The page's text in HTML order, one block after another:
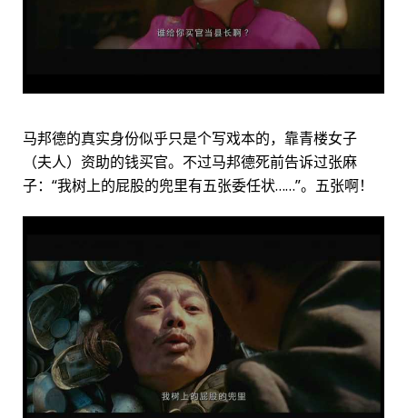
马邦德的真实身份似乎只是个写戏本的，靠青楼女子
（夫人）资助的钱买官。不过马邦德死前告诉过张麻
子：“我树上的屁股的兜里有五张委任状……”。五张啊！